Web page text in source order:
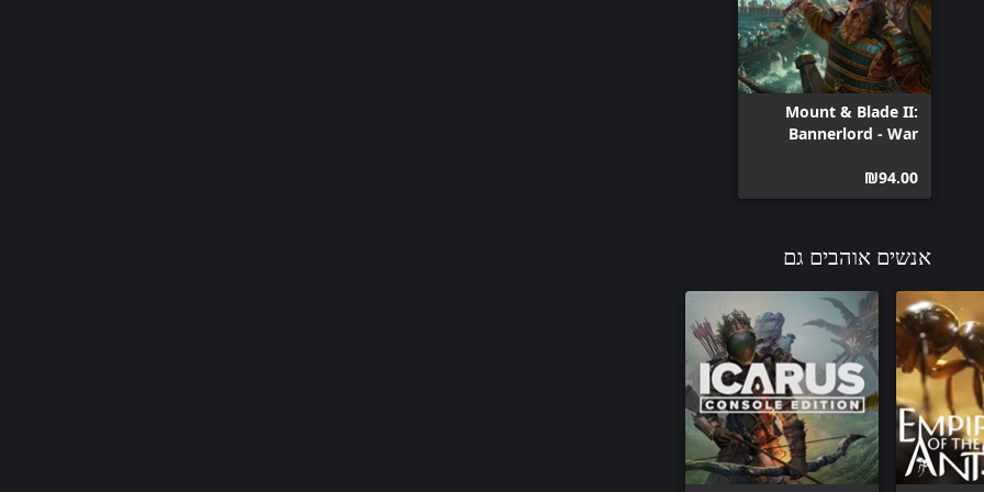
Mount & Blade II:
Bannerlord - War
‪₪‎94.00‬
אנשים אוהבים גם